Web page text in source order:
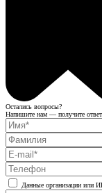
Остались вопросы?
Напишите нам — получите
Данные организации или